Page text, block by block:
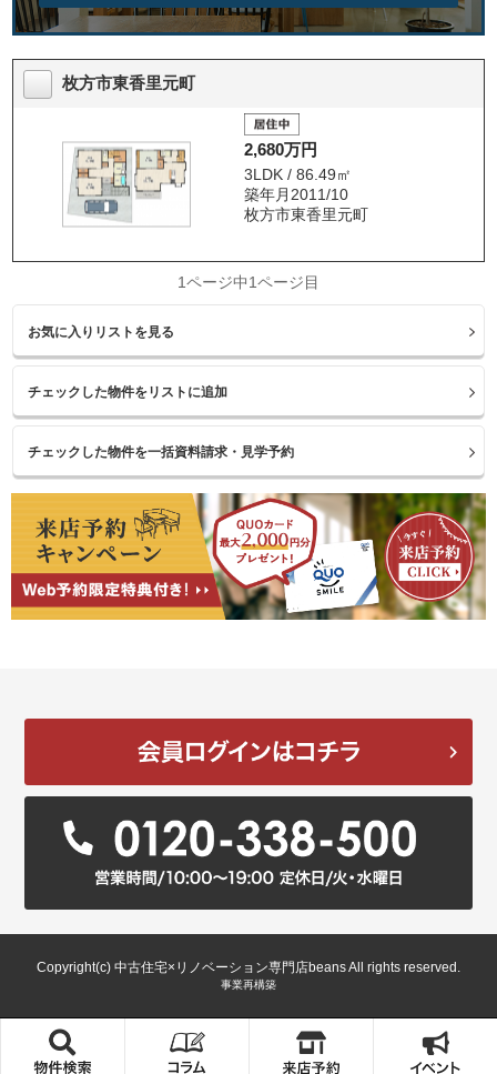
枚方市東香里元町
2,680万円
3LDK / 86.49㎡
築年月2011/10
枚方市東香里元町
1ページ中1ページ目
お気に入りリストを見る
Copyright(c) 中古住宅×リノベーション専門店beans All rights reserved.
事業再構築